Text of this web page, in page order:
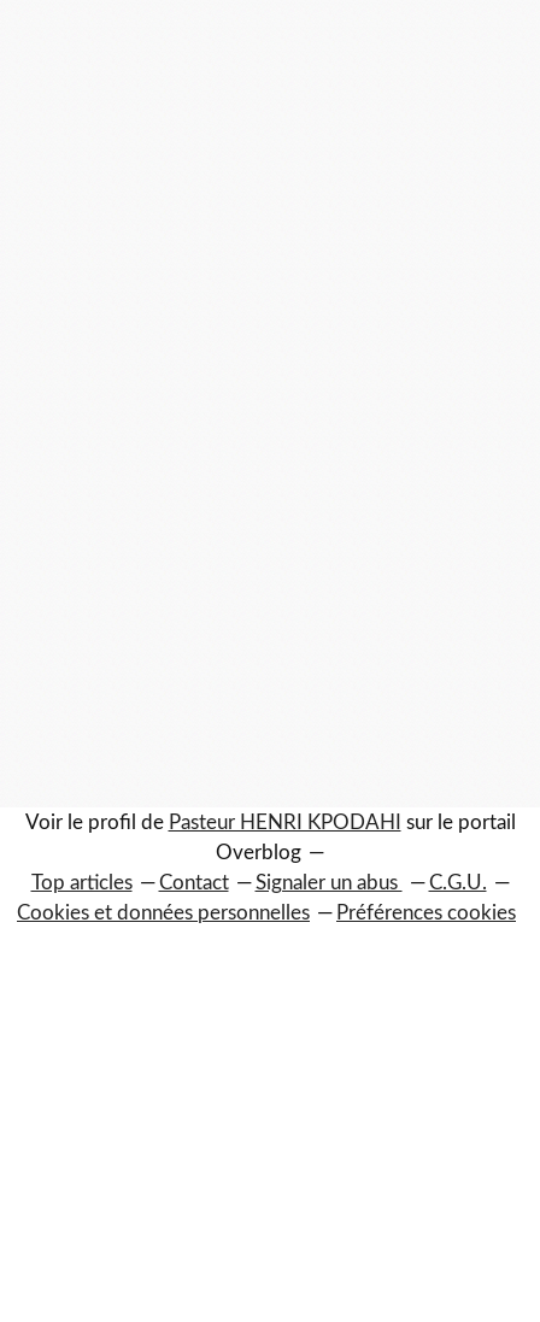
Voir le profil de Pasteur HENRI KPODAHI
sur le portail
Overblog
Top articles
Contact Signaler un abus
C.G.U.
Cookies et données personnelles
Préférences cookies